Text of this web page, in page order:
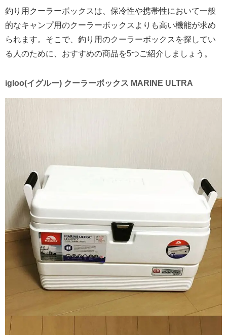
釣り用クーラーボックスは、保冷性や携帯性において一般
的なキャンプ用のクーラーボックスよりも高い機能が求め
られます。そこで、釣り用のクーラーボックスを探してい
る人のために、おすすめの商品を5つご紹介しましょう。
igloo(イグルー) クーラーボックス MARINE ULTRA